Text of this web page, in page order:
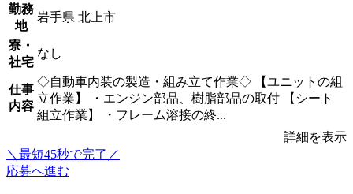
勤務
地
岩手県 北上市
寮・
社宅
なし
仕事
内容
◇自動車内装の製造・組み立て作業◇ 【ユニットの組
立作業】 ・エンジン部品、樹脂部品の取付 【シート
組立作業】 ・フレーム溶接の終...
詳細を表示
＼最短45秒で完了／
応募へ進む